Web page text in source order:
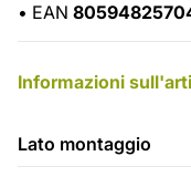
• EAN
Informazioni
Lato montaggio